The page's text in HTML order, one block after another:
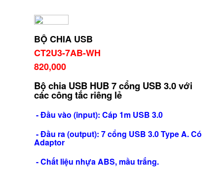
BỘ CHIA USB
CT2U3-7AB-WH
820,000
Bộ chia USB HUB 7 cổng USB 3.0 với
các công tắc riêng lẻ
- Đầu vào (input): Cáp 1m USB 3.0
- Đầu ra (output): 7 cổng USB 3.0 Type A. Có
Adaptor
- Chất liệu nhựa ABS, mầu trắng.